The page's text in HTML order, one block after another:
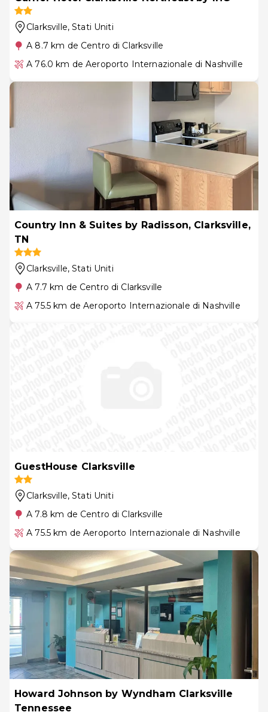
Clarksville, Stati Uniti
A 8.7 km de Centro di Clarksville
A 76.0 km de Aeroporto Internazionale di Nashville
Country Inn & Suites by Radisson, Clarksville,
TN
Clarksville, Stati Uniti
A 7.7 km de Centro di Clarksville
A 75.5 km de Aeroporto Internazionale di Nashville
GuestHouse Clarksville
Clarksville, Stati Uniti
A 7.8 km de Centro di Clarksville
A 75.5 km de Aeroporto Internazionale di Nashville
Howard Johnson by Wyndham Clarksville
Tennessee